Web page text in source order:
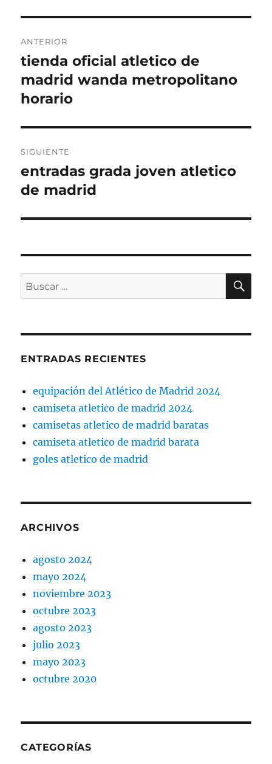
de
entradas
ANTERIOR
Entrada
anterior:
tienda oficial atletico de
madrid wanda metropolitano
horario
SIGUIENTE
Entrada
siguiente:
entradas grada joven atletico
de madrid
Buscar
por:
ENTRADAS RECIENTES
equipación del Atlético de Madrid 2024
camiseta atletico de madrid 2024
camisetas atletico de madrid baratas
camiseta atletico de madrid barata
goles atletico de madrid
ARCHIVOS
agosto 2024
mayo 2024
noviembre 2023
octubre 2023
agosto 2023
julio 2023
mayo 2023
octubre 2020
CATEGORÍAS